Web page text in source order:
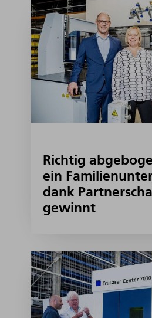
Richtig
ein
dank
gewinnt